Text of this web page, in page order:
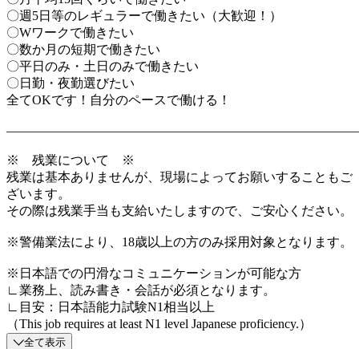
〇週5日等のレギュラーで働きたい（大歓迎！）
〇Wワークで働きたい
〇数か月の短期で働きたい
〇平日のみ・土日のみで働きたい
〇日勤・夜勤選びたい
全てOKです！自分のペースで働ける！
※ 残業について ※
残業は基本ありませんが、現場によってお願いすることもご
ざいます。
その際は残業手当も支給いたしますので、ご安心ください。
※警備業法により、18歳以上の方のみ採用対象となります。
※日本語での円滑なコミュニケーションが可能な方
∟業務上、読み書き・会話が必須となります。
∟目安：日本語能力試験N1相当以上
（This job requires at least N1 level Japanese proficiency.）
全て表示